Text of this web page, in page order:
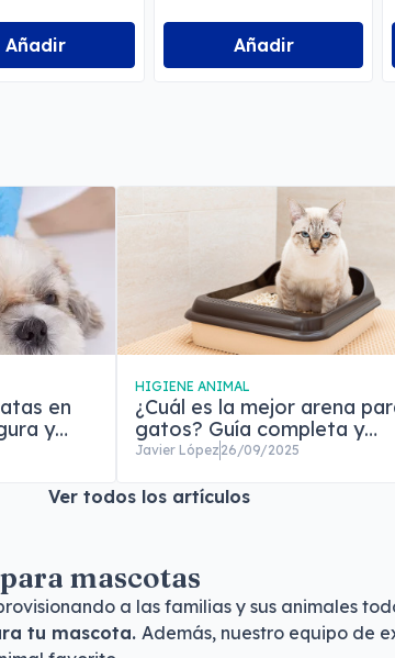
Añadir Añadir
en
y
HIGIENE ANIMAL
¿Cuál es la mejor arena
gatos? Guía completa y
comparativa
Javier López 26/09/2025
Ver todos los artículos
mascotas
a las familias y sus animales
tu mascota. Además, nuestro equipo de